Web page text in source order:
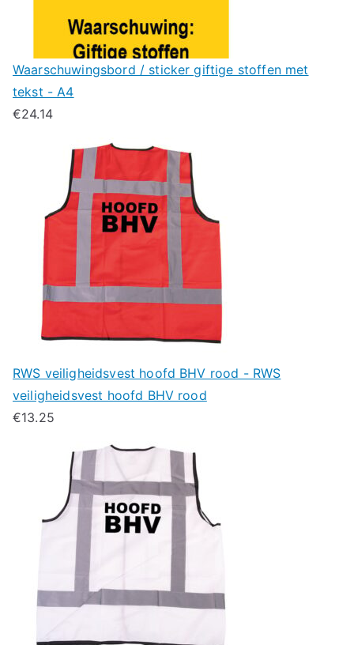
Waarschuwingsbord / sticker giftige stoffen met
tekst - A4
€24.14
RWS veiligheidsvest hoofd BHV rood - RWS
veiligheidsvest hoofd BHV rood
€13.25